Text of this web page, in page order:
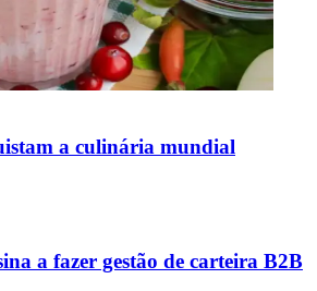
a culinária mundial
a fazer gestão de carteira B2B